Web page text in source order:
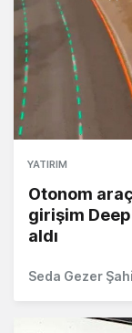
YATIRIM
Otonom
girişim
aldı
Seda Gezer